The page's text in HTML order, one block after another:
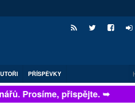
PŘÍSPĚVKY
Prosíme, přispějte. ➥